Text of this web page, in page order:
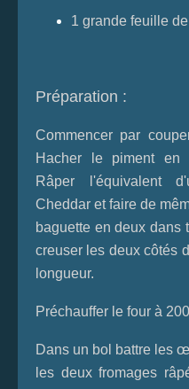
1 grande feuille
Préparation :
Commencer par
Hacher le piment en
Râper l'équivalent
Cheddar et faire de
baguette en deux dans
creuser les deux côtés
longueur.
Préchauffer le four à
Dans un bol battre les
les deux fromages